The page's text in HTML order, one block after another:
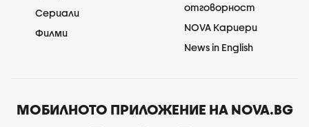
Сериали
Филми
отговорност
NOVA Кариери
News in English
МОБИЛНОТО ПРИЛОЖЕНИЕ НА NOVA.BG